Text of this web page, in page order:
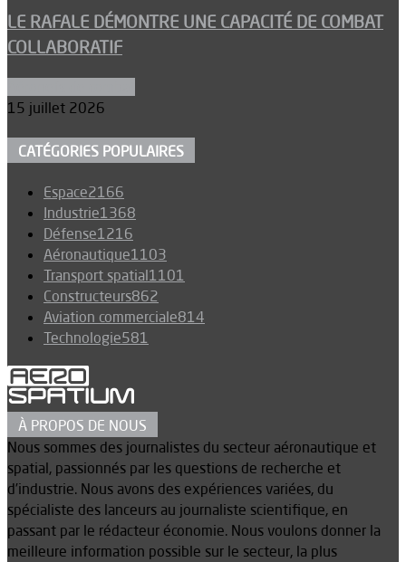
LE RAFALE DÉMONTRE UNE CAPACITÉ DE COMBAT
COLLABORATIF
15 juillet 2026
CATÉGORIES POPULAIRES
Espace2166
Industrie1368
Défense1216
Aéronautique1103
Transport spatial1101
Constructeurs862
Aviation commerciale814
Technologie581
À PROPOS DE NOUS
Nous sommes des journalistes du secteur aéronautique et
spatial, passionnés par les questions de recherche et
d’industrie. Nous avons des expériences variées, du
spécialiste des lanceurs au journaliste scientifique, en
passant par le rédacteur économie. Nous voulons donner la
meilleure information possible sur le secteur, la plus